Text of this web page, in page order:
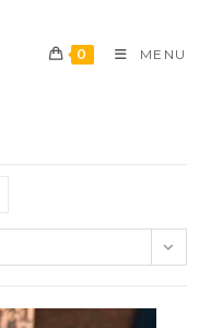
0 MENU